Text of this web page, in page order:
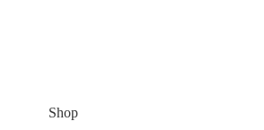
Shop